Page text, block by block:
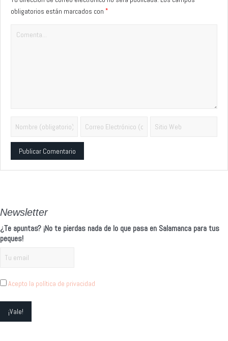
obligatorios están marcados con *
Newsletter
¿Te apuntas? ¡No te pierdas nada de lo que pasa en Salamanca para tus
peques!
Acepto la política de privacidad